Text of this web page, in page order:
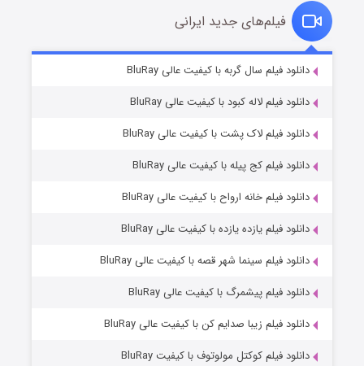
قسمت۶ (زیرنویس) منتشر شد
فیلم‌های جدید ایرانی
دانلود فیلم سال گربه با کیفیت عالی BluRay
دانلود فیلم لاله کبود با کیفیت عالی BluRay
دانلود فیلم لاک پشت با کیفیت عالی BluRay
دانلود فیلم کج‌ پیله با کیفیت عالی BluRay
دانلود فیلم خانه ارواح با کیفیت عالی BluRay
دانلود فیلم یازده یازده با کیفیت عالی BluRay
دانلود فیلم سینما شهر قصه با کیفیت عالی BluRay
دانلود فیلم پیشمرگ با کیفیت عالی BluRay
دانلود فیلم زیبا صدایم کن با کیفیت عالی BluRay
دانلود فیلم کوکتل مولوتوف با کیفیت BluRay